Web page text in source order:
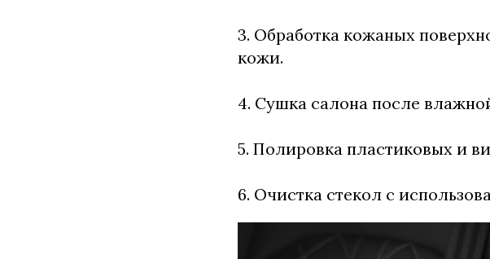
3. Обработка кожаных
кожи.
4. Сушка салона после
5. Полировка пластиковых и
6. Очистка стекол с